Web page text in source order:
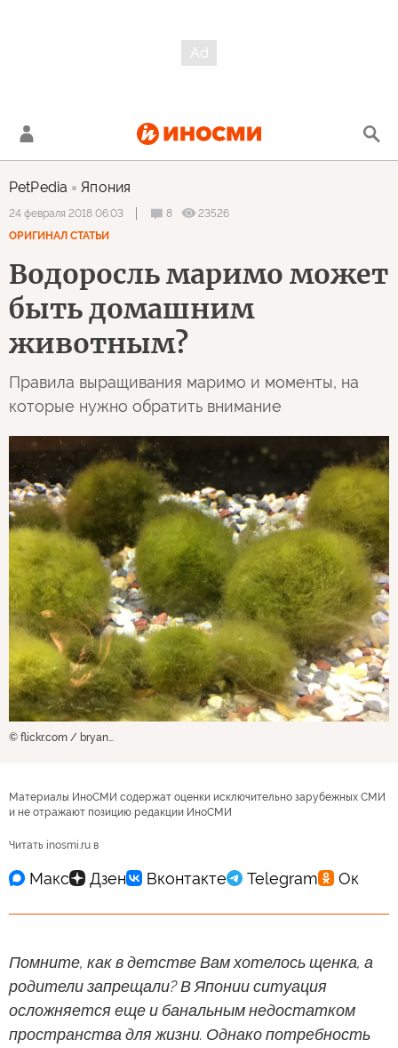
PetPedia Япония
24 февраля 2018 06:03 8
23526
ОРИГИНАЛ СТАТЬИ
Водоросль маримо может
быть домашним
животным?
Правила выращивания маримо и моменты, на
которые нужно обратить внимание
© flickr.com / bryan...
Материалы ИноСМИ содержат оценки исключительно зарубежных СМИ
и не отражают позицию редакции ИноСМИ
Читать inosmi.ru в
Помните, как в детстве Вам хотелось щенка, а
родители запрещали? В Японии ситуация
осложняется еще и банальным недостатком
пространства для жизни. Однако потребность